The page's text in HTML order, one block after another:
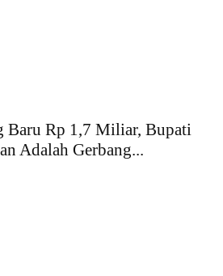
Baru Rp 1,7 Miliar, Bupati
Adalah Gerbang...